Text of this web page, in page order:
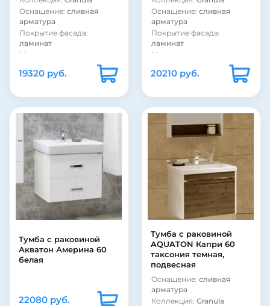
Оснащение: сливная
арматура
Покрытие фасада:
ламинат
Материал корпуса:
19320 руб.
Оснащение: сливная
арматура
Покрытие фасада:
ламинат
Материал корпуса:
20210 руб.
Тумба с раковиной
Акватон Америна 60
белая
22080 руб.
Тумба с раковиной
AQUATON Капри 60
таксония темная,
подвесная
Оснащение: сливная
арматура
Коллекция: Granula